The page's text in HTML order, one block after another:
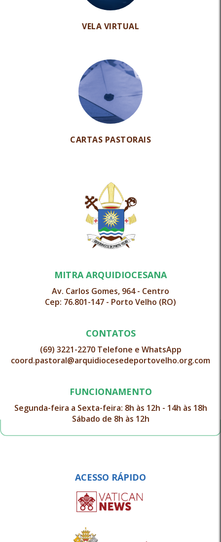
VELA VIRTUAL
CARTAS PASTORAIS
MITRA ARQUIDIOCESANA
Av. Carlos Gomes, 964 - Centro
Cep: 76.801-147 - Porto Velho (RO)
CONTATOS
(69) 3221-2270 Telefone e WhatsApp
coord.pastoral@arquidiocesedeportovelho.org.com
FUNCIONAMENTO
Segunda-feira a Sexta-feira: 8h às 12h - 14h às 18h
Sábado de 8h às 12h
ACESSO RÁPIDO